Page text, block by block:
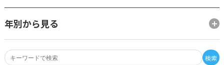
検索
年別から見る